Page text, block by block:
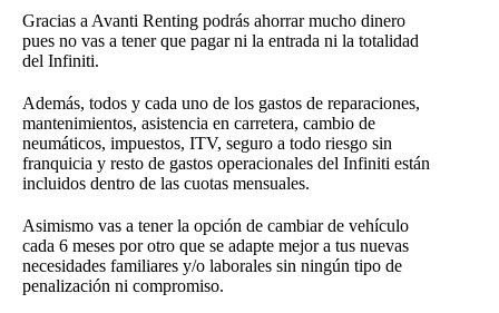
Gracias a Avanti Renting podrás ahorrar mucho dinero
pues no vas a tener que pagar ni la entrada ni la totalidad
del Infiniti.
Además, todos y cada uno de los gastos de reparaciones,
mantenimientos, asistencia en carretera, cambio de
neumáticos, impuestos, ITV, seguro a todo riesgo sin
franquicia y resto de gastos operacionales del Infiniti están
incluidos dentro de las cuotas mensuales.
Asimismo vas a tener la opción de cambiar de vehículo
cada 6 meses por otro que se adapte mejor a tus nuevas
necesidades familiares y/o laborales sin ningún tipo de
penalización ni compromiso.